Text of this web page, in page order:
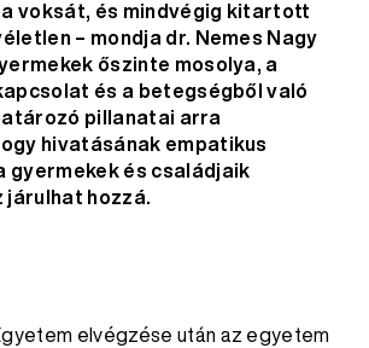
voksát, és mindvégig kitartott
– mondja dr. Nemes Nagy
őszinte mosolya, a
és a betegségből való
pillanatai arra
hivatásának empatikus
gyermekek és családjaik
járulhat hozzá.
elvégzése után az egyetem